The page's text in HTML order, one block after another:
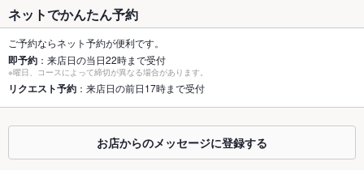
個室 なし
座敷 なし
掘りごたつ なし
カウンター なし
ネットでかんたん予約
ご予約ならネット予約が便利です。
即予約 ：来店日の当日22時まで受付
※曜日、コースによって締切が異なる場合があります。
リクエスト予約 ：来店日の前日17時まで受付
お店からのメッセージに登録する